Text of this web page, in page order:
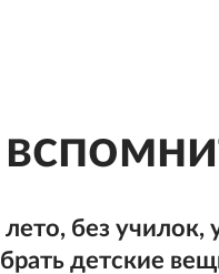
без училок,
детские